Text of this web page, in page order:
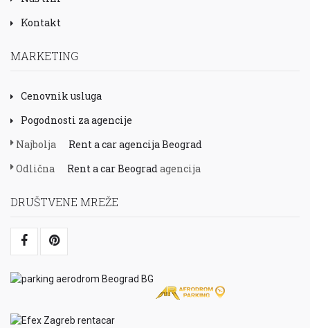
Kontakt
MARKETING
Cenovnik usluga
Pogodnosti za agencije
Najbolja
Rent a car agencija Beograd
Odlična
Rent a car Beogradagencija
DRUŠTVENE MREŽE